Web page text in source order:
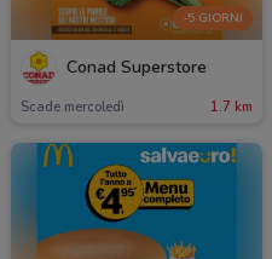
-5 GIORNI
Conad Superstore
Scade mercoledì 1.7 km